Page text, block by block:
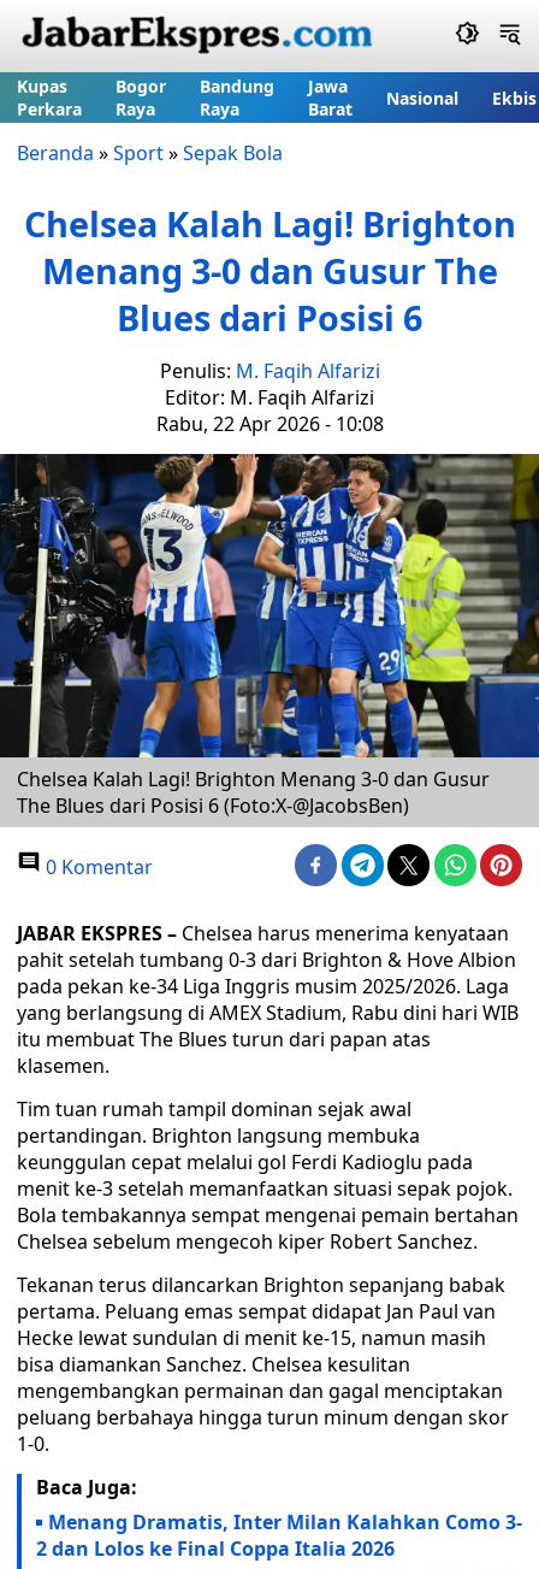
Kupas
Perkara
Bogor
Raya
Bandung
Raya
Jawa
Barat
Nasional Ekbis
Beranda »Sport»Sepak Bola
Chelsea Kalah Lagi! Brighton
Menang 3-0 dan Gusur The
Blues dari Posisi 6
Penulis: M. Faqih Alfarizi
Editor: M. Faqih Alfarizi
Rabu, 22 Apr 2026 - 10:08
Chelsea Kalah Lagi! Brighton Menang 3-0 dan Gusur
The Blues dari Posisi 6 (Foto:X-@JacobsBen)
0 Komentar
JABAR EKSPRES – Chelsea harus menerima kenyataan
pahit setelah tumbang 0-3 dari Brighton & Hove Albion
pada pekan ke-34 Liga Inggris musim 2025/2026. Laga
yang berlangsung di AMEX Stadium, Rabu dini hari WIB
itu membuat The Blues turun dari papan atas
klasemen.
Tim tuan rumah tampil dominan sejak awal
pertandingan. Brighton langsung membuka
keunggulan cepat melalui gol Ferdi Kadioglu pada
menit ke-3 setelah memanfaatkan situasi sepak pojok.
Bola tembakannya sempat mengenai pemain bertahan
Chelsea sebelum mengecoh kiper Robert Sanchez.
Tekanan terus dilancarkan Brighton sepanjang babak
pertama. Peluang emas sempat didapat Jan Paul van
Hecke lewat sundulan di menit ke-15, namun masih
bisa diamankan Sanchez. Chelsea kesulitan
mengembangkan permainan dan gagal menciptakan
peluang berbahaya hingga turun minum dengan skor
1-0.
Baca Juga:
Menang Dramatis, Inter Milan Kalahkan Como 3-
2 dan Lolos ke Final Coppa Italia 2026